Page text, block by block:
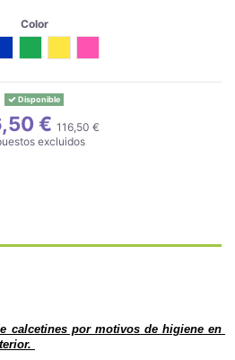
Color
Disponible
€ 116,50 €
excluidos
calcetines por motivos de higiene en